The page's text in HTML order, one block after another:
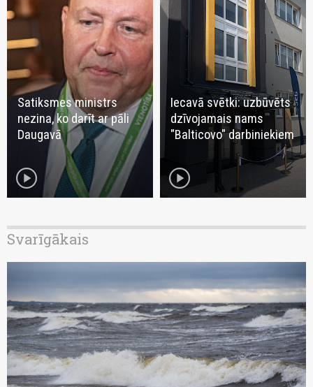
Satiksmes ministrs
nezina, ko darīt ar pāli
Daugavā
play_circle
Iecavā svētki: uzbūvēts
dzīvojamais nams
"Balticovo" darbiniekiem
play_circle
Svarīgākais